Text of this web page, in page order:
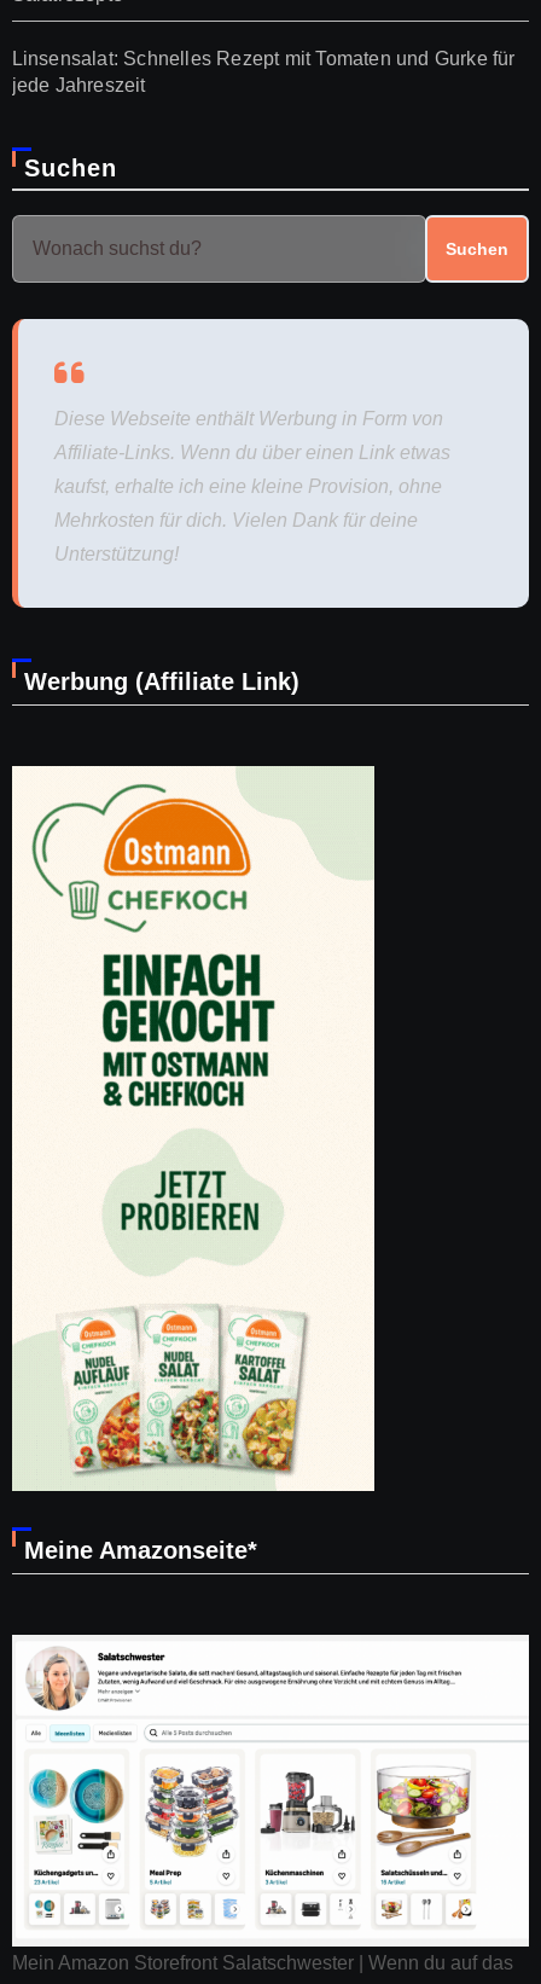
Linsensalat: Schnelles Rezept mit Tomaten und Gurke für
jede Jahreszeit
Suchen
Suchen
Diese Webseite enthält Werbung in Form von
Affiliate-Links. Wenn du über einen Link etwas
kaufst, erhalte ich eine kleine Provision, ohne
Mehrkosten für dich. Vielen Dank für deine
Unterstützung!
Werbung (Affiliate Link)
Meine Amazonseite*
Mein Amazon Storefront Salatschwester | Wenn du auf das